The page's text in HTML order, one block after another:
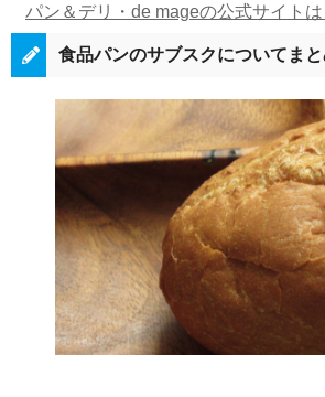
パン＆デリ・de mageの公式サイトは
食品パンのサブスクについてま